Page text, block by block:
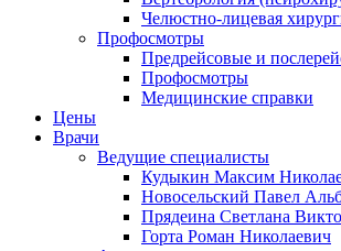
Челюстно-лицевая
Профосмотры
Предрейсовые и
Профосмотры
Медицинские справки
Цены
Врачи
Ведущие специалисты
Кудыкин Максим
Новосельский Павел
Прядеина Светлана
Горта Роман Николаевич